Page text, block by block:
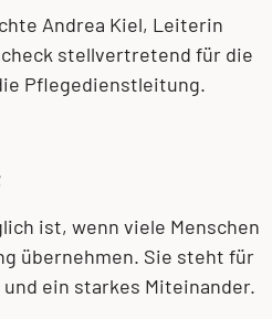
Andrea Kiel, Leiterin
stellvertretend für die
Pflegedienstleitung.
ist, wenn viele Menschen
übernehmen. Sie steht für
ein starkes Miteinander.